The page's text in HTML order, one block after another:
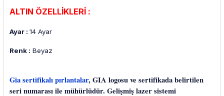
ALTIN ÖZELLİKLERİ :
Ayar : 14 Ayar
Renk : Beyaz
Gia sertifikalı pırlantalar, GIA logosu ve sertifikada belirtilen
seri numarası ile mühürlüdür. Gelişmiş lazer sistemi